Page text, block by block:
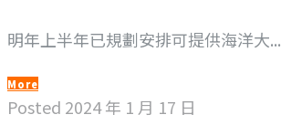
明年上半年已規劃安排可提供海洋大...
More
Posted 2024 年 1 月 17 日